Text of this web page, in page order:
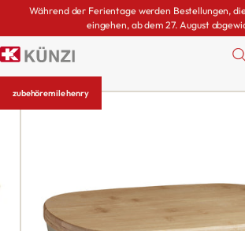
Während der Ferientage werden Bestellungen, die
eingehen, ab dem 27. August
zubehöremile henry